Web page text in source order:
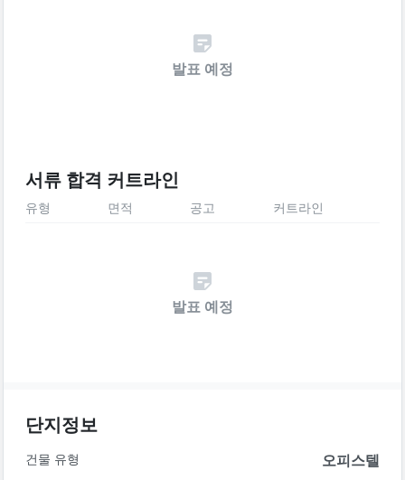
발표 예정
서류 합격 커트라인
유형 면적 공고 커트라인
발표 예정
단지정보
건물 유형 오피스텔